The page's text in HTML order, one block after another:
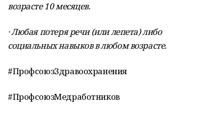
возрасте 10 месяцев.
· Любая потеря речи (или лепета) либо
социальных навыков в любом возрасте.
#ПрофсоюзЗдравоохранения
#ПрофсоюзМедработников